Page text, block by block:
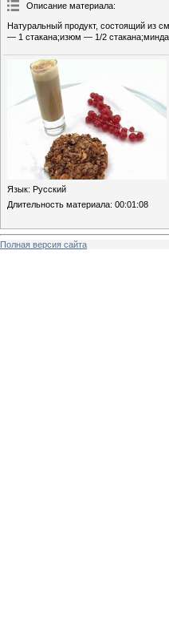
Описание материала:
Натуральный продукт, состоящий из
— 1 стакана;изюм — 1/2
Язык: Русский
Длительность материала: 00:01:08
Полная версия сайта